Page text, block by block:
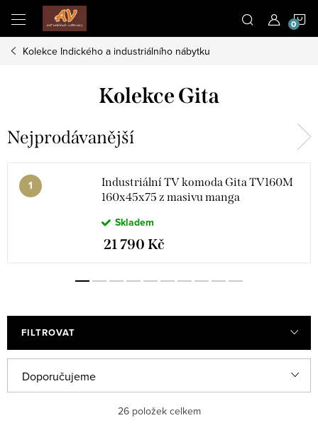
obsah
Kolekce Indického a industriálního nábytku
Kolekce Gita
Nejprodávanější
Industriální TV komoda Gita TV160M
160x45x75 z masivu manga
Skladem
21 790 Kč
FILTROVAT
a
Doporučujeme
26položek celkem